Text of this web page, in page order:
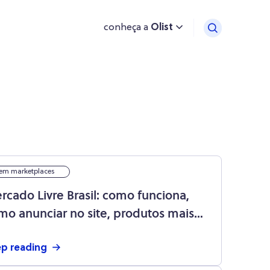
conheça a Olist
marketplaces
Livre Brasil: como funciona,
anunciar no site, produtos mais
reading